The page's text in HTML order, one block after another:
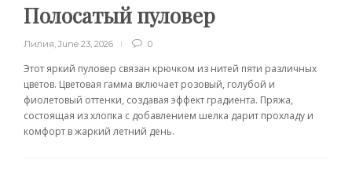
Полосатый пуловер
Лилия June 23, 2026 0
Этот яркий пуловер связан крючком из нитей пяти различных
цветов. Цветовая гамма включает розовый, голубой и
фиолетовый оттенки, создавая эффект градиента. Пряжа,
состоящая из хлопка с добавлением шелка дарит прохладу и
комфорт в жаркий летний день.